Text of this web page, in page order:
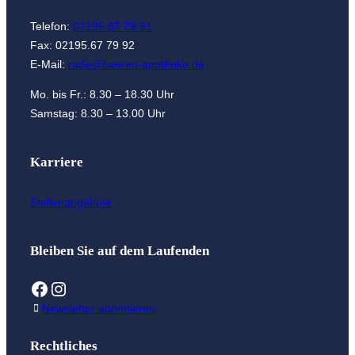
Telefon: 02195.67 79 91
Fax: 02195.67 79 92
E-Mail: rade@baeren-apotheke.de
Mo. bis Fr.: 8.30 – 18.30 Uhr
Samstag: 8.30 – 13.00 Uhr
Karriere
Stellenangebote
Bleiben Sie auf dem Laufenden
Facebook
Instagram
Newsletter abonnieren
Rechtliches